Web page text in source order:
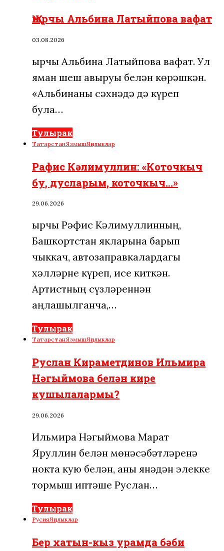
Җырчы Альбина Латыйпова вафат
03.08.2026
Җырчы Альбина Латыйпова вафат. Ул
яман шеш авыруы белән көрәшкән.
«Альбинаны сәхнәдә дә күреп
була…
Тулырак
ТатарстанЯзмышЯңалыклар
Рафис Кәлимуллин: «Коточкыч
бу, дусларым, коточкыч…»
29.06.2026
Җырчы Рәфис Кәлимуллинның,
Башкортстан якларына барып
чыккач, автозаправкалардагы
хәлләрне күреп, исе киткән.
Артистның сүзләреннән
аңлашылганча,…
Тулырак
ТатарстанЯзмышЯңалыклар
Руслан Кираметдинов Ильмира
Нәгыймова белән кире
кушылалармы?
29.06.2026
Ильмира Нәгыймова Марат
Яруллин белән мөнәсәбәтләренә
нокта кую белән, аны янәдән элекке
тормыш иптәше Руслан…
Тулырак
РусияЯңалыклар
Бер хатын-кыз урамда бәби